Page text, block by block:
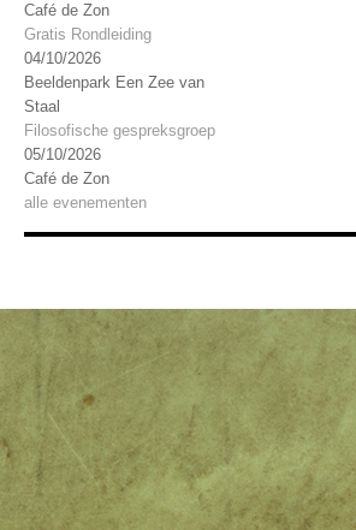
Café de Zon
Gratis Rondleiding
04/10/2026
Beeldenpark Een Zee van
Staal
Filosofische gespreksgroep
05/10/2026
Café de Zon
alle evenementen